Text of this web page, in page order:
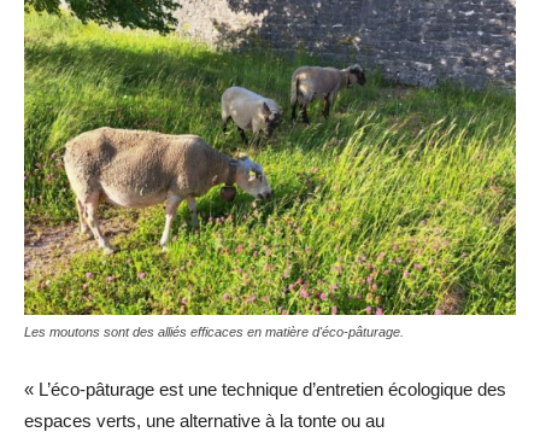
Les moutons sont des alliés efficaces en matière d'éco-pâturage.
« L’éco-pâturage est une technique d’entretien écologique des
espaces verts, une alternative à la tonte ou au